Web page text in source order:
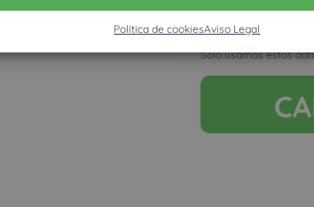
Política de cookiesAviso Legal
Ver mapa más grande Acepto la nota
Solo usamos estos